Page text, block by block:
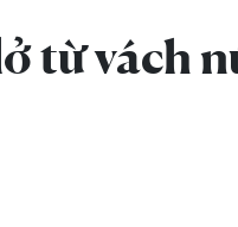
từ vách